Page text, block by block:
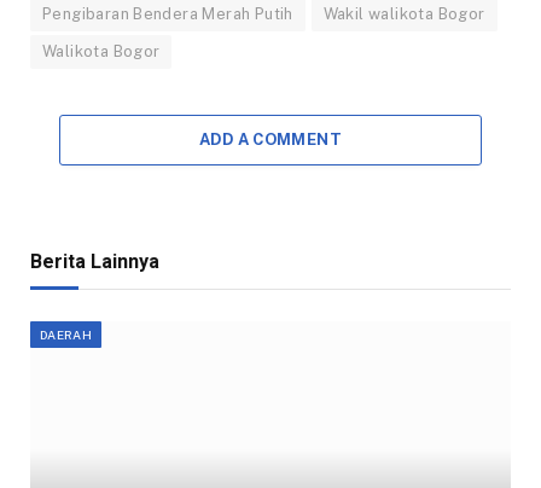
Pengibaran Bendera Merah Putih Wakil walikota Bogor
Walikota Bogor
ADD A COMMENT
Berita Lainnya
DAERAH